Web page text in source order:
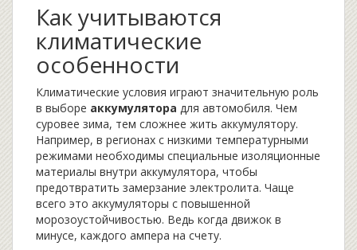
Как учитываются
климатические
особенности
Климатические условия играют значительную роль
в выборе аккумулятора для автомобиля. Чем
суровее зима, тем сложнее жить аккумулятору.
Например, в регионах с низкими температурными
режимами необходимы специальные изоляционные
материалы внутри аккумулятора, чтобы
предотвратить замерзание электролита. Чаще
всего это аккумуляторы с повышенной
морозоустойчивостью. Ведь когда движок в
минусе, каждого ампера на счету.